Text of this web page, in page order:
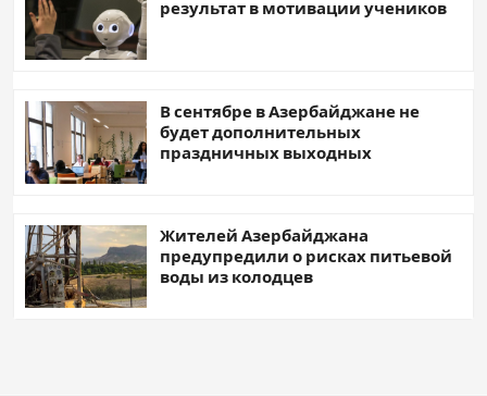
результат в мотивации учеников
В сентябре в Азербайджане не
будет дополнительных
праздничных выходных
Жителей Азербайджана
предупредили о рисках питьевой
воды из колодцев